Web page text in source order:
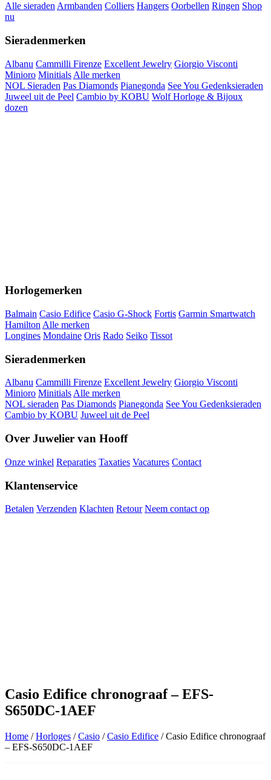
Alle sieraden Armbanden Colliers Hangers Oorbellen Ringen Shop
nu
Sieradenmerken
Albanu Cammilli Firenze Excellent Jewelry Giorgio Visconti
Minioro Minitials Alle merken
NOL Sieraden Pas Diamonds Pianegonda See You Gedenksieraden
Juweel uit de Peel Cambio by KOBU Wolf Horloge & Bijoux
dozen
Horlogemerken
Balmain Casio Edifice Casio G-Shock Fortis Garmin Smartwatch
Hamilton Alle merken
Longines Mondaine Oris Rado Seiko Tissot
Sieradenmerken
Albanu Cammilli Firenze Excellent Jewelry Giorgio Visconti
Minioro MinitialsAlle merken
NOL sieraden Pas Diamonds Pianegonda See You Gedenksieraden
Cambio by KOBU Juweel uit de Peel
Over Juwelier van Hooff
Onze winkel Reparaties Taxaties Vacatures Contact
Klantenservice
Betalen Verzenden Klachten Retour Neem contact op
Casio Edifice chronograaf – EFS-
S650DC-1AEF
Home /Horloges /Casio /Casio Edifice / Casio Edifice chronograaf
– EFS-S650DC-1AEF